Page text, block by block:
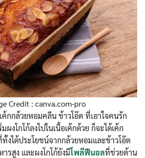
Credit : canva.com-pro
ค้กกล้วยหอมคลีน ข้าวโอ๊ต ที่เอาใจคนรัก
งโกโก้ลงไปในเนื้อเค้กด้วย ก็จะได้เค้ก
งได้ประโยชน์จากกล้วยหอมและข้าวโอ๊ต
รสูง และผงโกโก้ยังมีโพลีฟีนอลที่ช่วยต้าน